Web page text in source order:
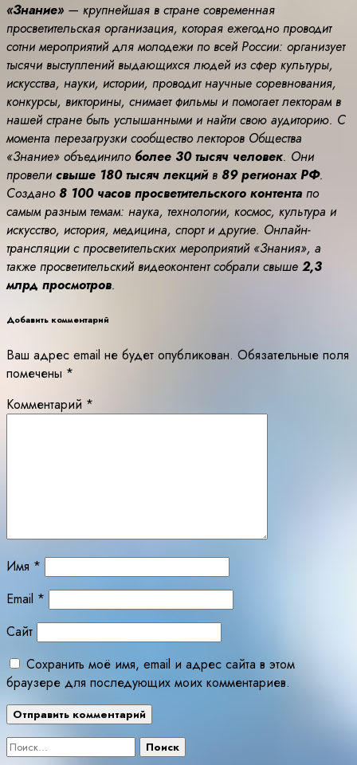
«Знание» — крупнейшая в стране современная
просветительская организация, которая ежегодно проводит
сотни мероприятий для молодежи по всей России: организует
тысячи выступлений выдающихся людей из сфер культуры,
искусства, науки, истории, проводит научные соревнования,
конкурсы, викторины, снимает фильмы и помогает лекторам в
нашей стране быть услышанными и найти свою аудиторию. С
момента перезагрузки сообщество лекторов Общества
«Знание» объединило более 30 тысяч человек. Они
провелисвыше 180 тысяч лекцийв 89 регионах РФ.
Создано 8 100 часов просветительского контента по
самым разным темам: наука, технологии, космос, культура и
искусство, история, медицина, спорт и другие. Онлайн-
трансляции с просветительских мероприятий «Знания», а
также просветительский видеоконтент собрали свыше 2,3
млрд просмотров.
Добавить комментарий
Ваш адрес email не будет опубликован. Обязательные поля
помечены *
Комментарий *
Имя *
Email *
Сайт
Сохранить моё имя, email и адрес сайта в этом
браузере для последующих моих комментариев.
Найти: